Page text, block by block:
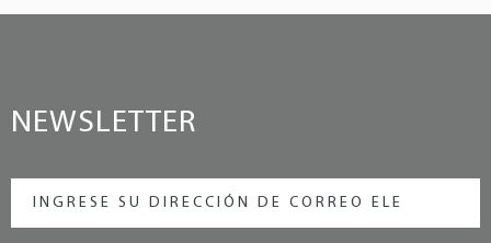
NEWSLETTER